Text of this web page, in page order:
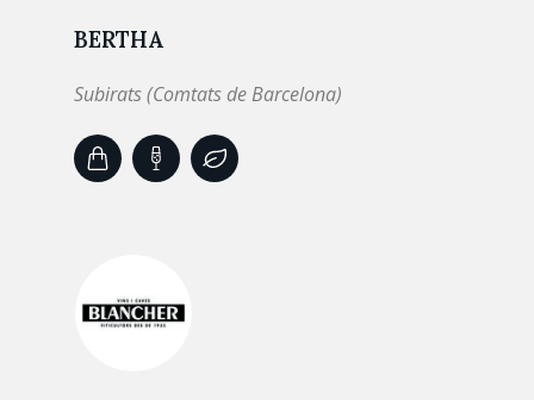
BERTHA
Subirats (Comtats de Barcelona)